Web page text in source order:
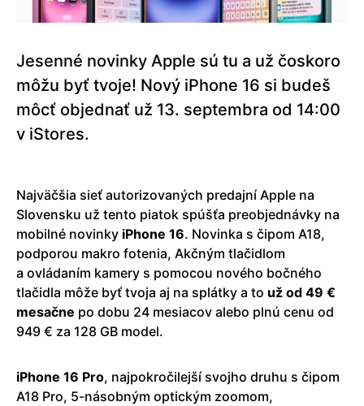
Jesenné novinky Apple sú tu a už čoskoro
môžu byť tvoje! Nový iPhone 16 si budeš
môcť objednať už 13. septembra od 14:00
v iStores.
Najväčšia sieť autorizovaných predajní Apple na
Slovensku už tento piatok spúšťa preobjednávky na
mobilné novinky iPhone 16. Novinka s čipom A18,
podporou makro fotenia, Akčným tlačidlom
a ovládaním kamery s pomocou nového bočného
tlačidla môže byť tvoja aj na splátky a to už od 49 €
mesačne po dobu 24 mesiacov alebo plnú cenu od
949 € za 128 GB model.
iPhone 16 Pro, najpokročilejší svojho druhu s čipom
A18 Pro, 5-násobným optickým zoomom,